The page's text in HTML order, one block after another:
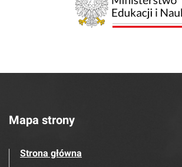
Mapa strony
Strona główna